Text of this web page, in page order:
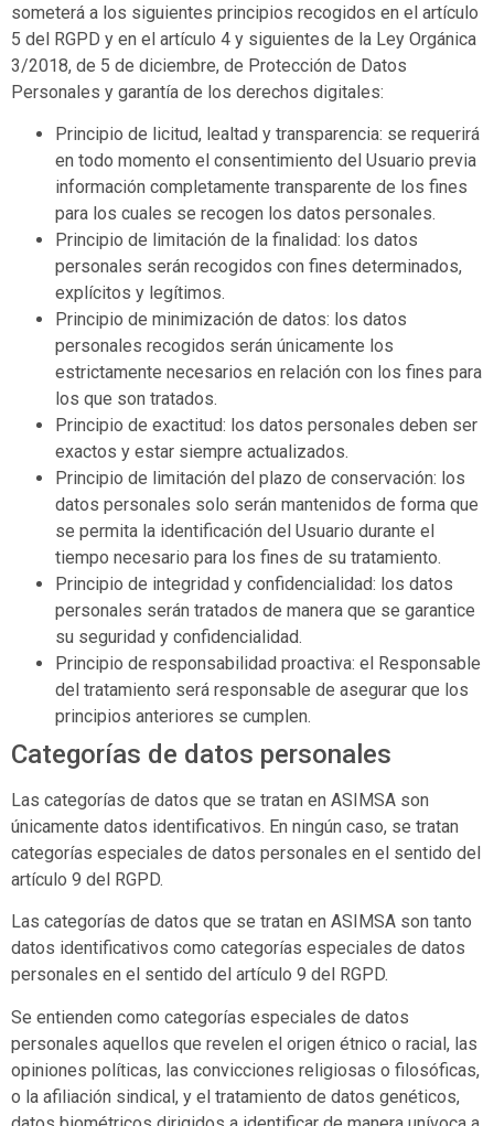
someterá a los siguientes principios recogidos en el artículo
5 del RGPD y en el artículo 4 y siguientes de la Ley Orgánica
3/2018, de 5 de diciembre, de Protección de Datos
Personales y garantía de los derechos digitales:
Principio de licitud, lealtad y transparencia: se requerirá
en todo momento el consentimiento del Usuario previa
información completamente transparente de los fines
para los cuales se recogen los datos personales.
Principio de limitación de la finalidad: los datos
personales serán recogidos con fines determinados,
explícitos y legítimos.
Principio de minimización de datos: los datos
personales recogidos serán únicamente los
estrictamente necesarios en relación con los fines para
los que son tratados.
Principio de exactitud: los datos personales deben ser
exactos y estar siempre actualizados.
Principio de limitación del plazo de conservación: los
datos personales solo serán mantenidos de forma que
se permita la identificación del Usuario durante el
tiempo necesario para los fines de su tratamiento.
Principio de integridad y confidencialidad: los datos
personales serán tratados de manera que se garantice
su seguridad y confidencialidad.
Principio de responsabilidad proactiva: el Responsable
del tratamiento será responsable de asegurar que los
principios anteriores se cumplen.
Categorías de datos personales
Las categorías de datos que se tratan en ASIMSA son
únicamente datos identificativos. En ningún caso, se tratan
categorías especiales de datos personales en el sentido del
artículo 9 del RGPD.
Las categorías de datos que se tratan en ASIMSA son tanto
datos identificativos como categorías especiales de datos
personales en el sentido del artículo 9 del RGPD.
Se entienden como categorías especiales de datos
personales aquellos que revelen el origen étnico o racial, las
opiniones políticas, las convicciones religiosas o filosóficas,
o la afiliación sindical, y el tratamiento de datos genéticos,